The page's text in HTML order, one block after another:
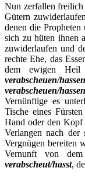
Nun zerfallen
Gütern
denen die
sich zu hüten ihnen
zuwiderlaufen und
rechte Ehe, das
dem ewigen Heil
verabscheuen/hassen
verabscheuen/hassen
Vernünftige es
Tische eines
Hand oder den
Verlangen nach
Vergnügen bereiten
Vernunft von
verabscheut/hasst,